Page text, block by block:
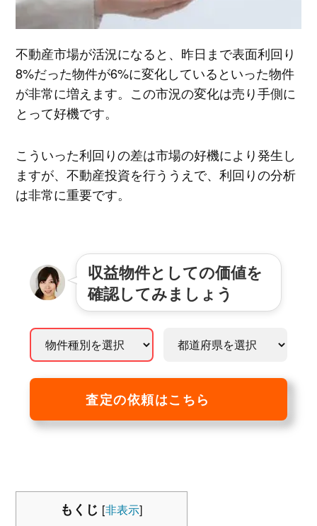
不動産市場が活況になると、昨日まで表面利回り
8%だった物件が6%に変化しているといった物件
が非常に増えます。この市況の変化は売り手側に
とって好機です。
こういった利回りの差は市場の好機により発生し
ますが、不動産投資を行ううえで、利回りの分析
は非常に重要です。
収益物件としての価値を
確認してみましょう
査定の依頼はこちら
もくじ [非表示]